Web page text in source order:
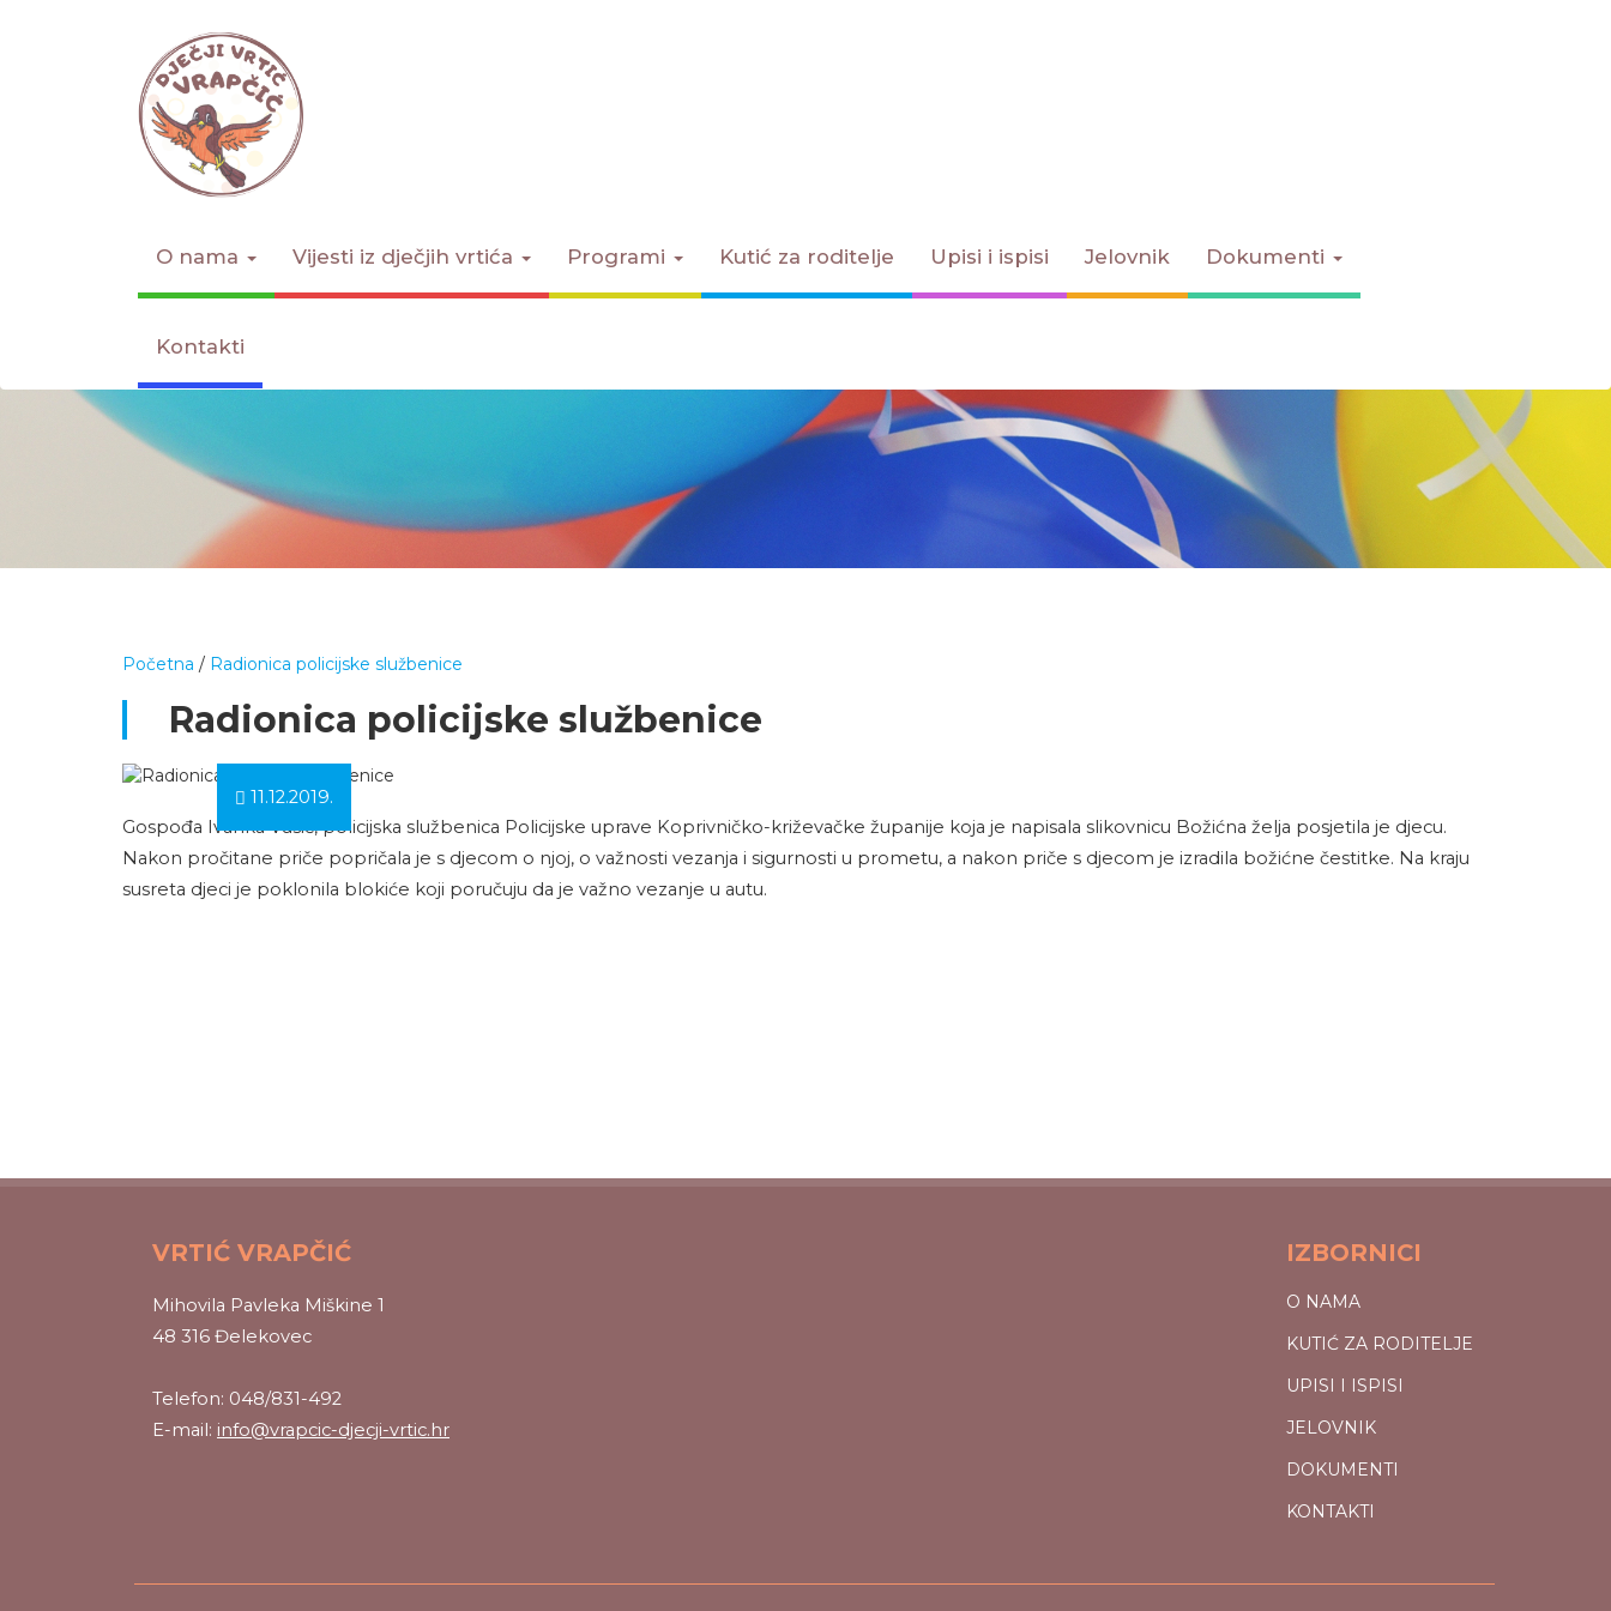
O nama Vijesti iz dječjih vrtića Programi Kutić za roditelje Upisi i ispisi Jelovnik Dokumenti
Kontakti
Početna / Radionica policijske službenice
Radionica policijske službenice
11.12.2019.
Gospođa Ivanka Vusić, policijska službenica Policijske uprave Koprivničko-križevačke županije koja je napisala slikovnicu Božićna želja posjetila je djecu.
Nakon pročitane priče popričala je s djecom o njoj, o važnosti vezanja i sigurnosti u prometu, a nakon priče s djecom je izradila božićne čestitke. Na kraju
susreta djeci je poklonila blokiće koji poručuju da je važno vezanje u autu.
VRTIĆ VRAPČIĆ
Mihovila Pavleka Miškine 1
48 316 Đelekovec
Telefon: 048/831-492
E-mail: info@vrapcic-djecji-vrtic.hr
IZBORNICI
O NAMA
KUTIĆ ZA RODITELJE
UPISI I ISPISI
JELOVNIK
DOKUMENTI
KONTAKTI